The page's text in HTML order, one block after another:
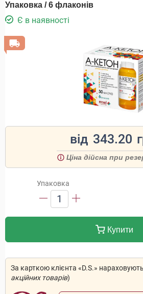
Упаковка / 6 флаконів
Є в наявності
від 343.20
Ціна дійсна при
Упаковка
1
Купити
За карткою клієнта «D.S.»
акційних товарів)